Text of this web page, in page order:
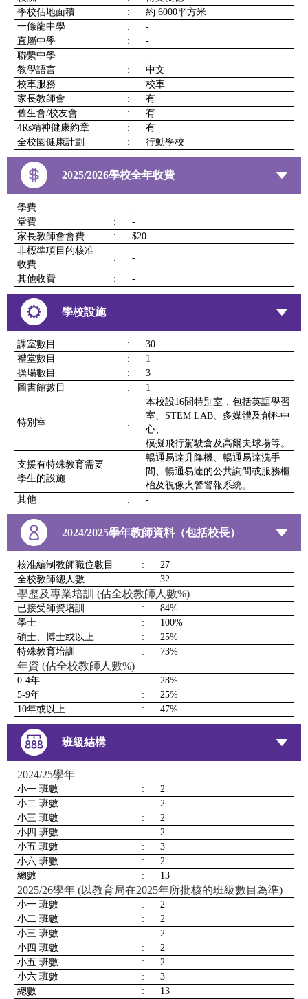
學校佔地面積
:
約 6000平方米
一條龍中學
:
-
直屬中學
:
-
聯繫中學
:
-
教學語言
:
中文
校車服務
:
校車
家長教師會
:
有
舊生會/校友會
:
有
4Rs精神健康約章
:
有
全校園健康計劃
: 行動學校
2025/2026學校全年收費
學費 :
-
堂費
:
-
家長教師會會費
:
$20
非標準項目的核准
收費
: -
其他收費 : -
學校設施
課室數目 :
30
禮堂數目
:
1
操場數目
:
3
圖書館數目
: 1
特別室 :
本校設16間特別室，包括英語學習
室、STEM LAB、多媒體及創科中
心、
模擬飛行駕駛倉及高爾夫球場等。
支援有特殊教育需要
學生的設施
:
暢通易達升降機、暢通易達洗手
間、暢通易達的公共詢問或服務櫃
枱及視像火警警報系統。
其他
: -
2024/2025學年教師資料（包括校長）
核准編制教師職位數目 :
27
全校教師總人數
: 32
學歷及專業培訓 (佔全校教師人數%)
已接受師資培訓 :
84%
學士
:
100%
碩士、博士或以上
:
25%
特殊教育培訓
: 73%
年資 (佔全校教師人數%)
0-4年 :
28%
5-9年
:
25%
10年或以上
: 47%
班級結構
2024/25學年
小一 班數 :
2
小二 班數
:
2
小三 班數
:
2
小四 班數
:
2
小五 班數
:
3
小六 班數
:
2
總數
: 13
2025/26學年 (以教育局在2025年所批核的班級數目為準)
小一 班數 :
2
小二 班數
:
2
小三 班數
:
2
小四 班數
:
2
小五 班數
:
2
小六 班數
:
3
總數
: 13